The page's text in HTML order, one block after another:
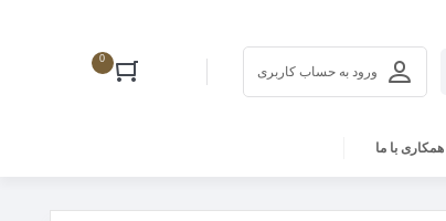
ورود به حساب کاربری
0
همکاری با ما